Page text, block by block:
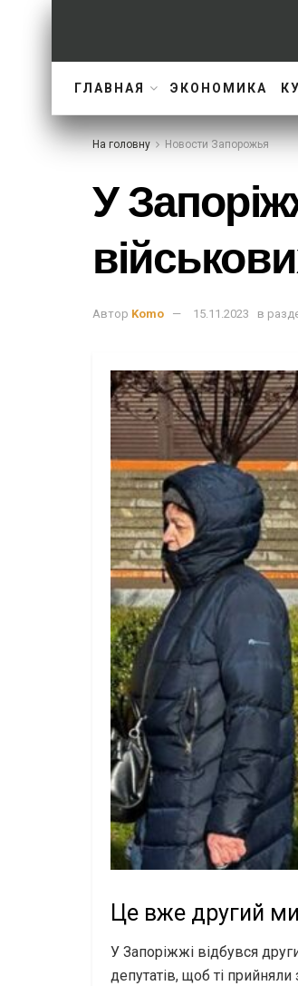
ГЛАВНАЯ ЭКОНОМИКА
На головну Новости Запорожья
У
Автор Komo 15.11.2023 в
Це вже другий
У Запоріжжі відбувся
депутатів, щоб ті